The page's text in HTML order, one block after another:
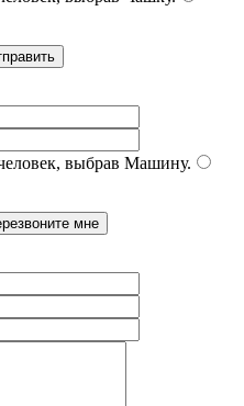
выбрав Машину.